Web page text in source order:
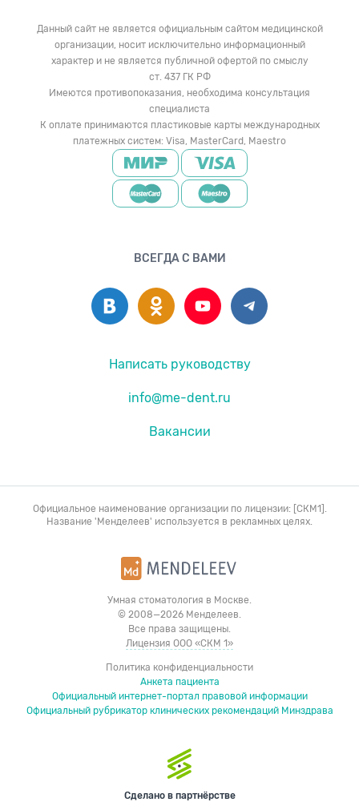
Данный сайт не является официальным сайтом медицинской
организации, носит исключительно информационный
характер и не является публичной офертой по смыслу
ст. 437 ГК РФ
Имеются противопоказания, необходима консультация
специалиста
К оплате принимаются пластиковые карты международных
платежных систем: Visa, MasterCard, Maestro
ВСЕГДА С ВАМИ
Написать руководству
info@me-dent.ru
Вакансии
Официальное наименование организации по лицензии: [СКМ1].
Название 'Менделеев' используется в рекламных целях.
Умная стоматология в Москве.
© 2008—2026 Менделеев.
Все права защищены.
Лицензия ООО «СКМ 1»
Политика конфиденциальности
Анкета пациента
Официальный интернет-портал правовой информации
Официальный рубрикатор клинических рекомендаций Минздрава
Сделано в партнёрстве